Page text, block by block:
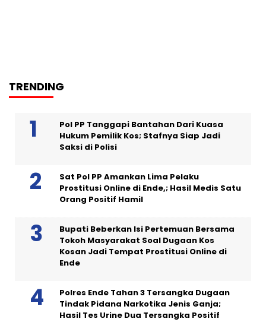
TRENDING
Pol PP Tanggapi Bantahan Dari Kuasa
Hukum Pemilik Kos; Stafnya Siap Jadi
Saksi di Polisi
Sat Pol PP Amankan Lima Pelaku
Prostitusi Online di Ende,; Hasil Medis Satu
Orang Positif Hamil
Bupati Beberkan Isi Pertemuan Bersama
Tokoh Masyarakat Soal Dugaan Kos
Kosan Jadi Tempat Prostitusi Online di
Ende
Polres Ende Tahan 3 Tersangka Dugaan
Tindak Pidana Narkotika Jenis Ganja;
Hasil Tes Urine Dua Tersangka Positif